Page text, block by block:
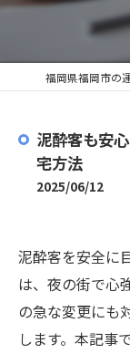
泥酔客も安
宅方法
2025/06/12
泥酔客を安全に
は、夜の街で心
の急な変更にも
します。本記事